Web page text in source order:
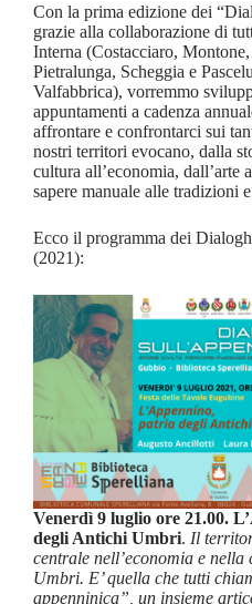
Con la prima edizione dei
grazie alla collaborazione di
Interna (Costacciaro,
Pietralunga, Scheggia e
Valfabbrica), vorremmo
appuntamenti a cadenza
affrontare e confrontarci sui
nostri territori evocano, dalla
cultura all’economia, dall’arte
sapere manuale alle tradizioni
Ecco il programma dei
(2021):
Venerdì 9 luglio ore 21.00.
degli Antichi Umbri. Il
centrale nell’economia e
Umbri. E’ quella che tutti
appenninica”, un insieme